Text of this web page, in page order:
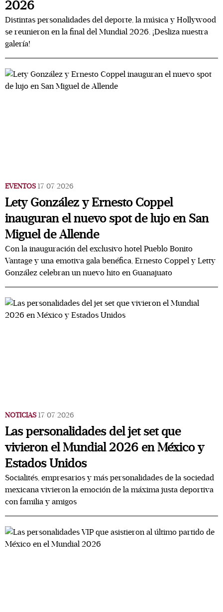
2026
Distintas personalidades del deporte, la música y Hollywood
se reunieron en la final del Mundial 2026. ¡Desliza nuestra
galería!
EVENTOS 17/07/2026
Lety González y Ernesto Coppel
inauguran el nuevo spot de lujo en San
Miguel de Allende
Con la inauguración del exclusivo hotel Pueblo Bonito
Vantage y una emotiva gala benéfica, Ernesto Coppel y Letty
González celebran un nuevo hito en Guanajuato
NOTICIAS 17/07/2026
Las personalidades del jet set que
vivieron el Mundial 2026 en México y
Estados Unidos
Socialités, empresarios y más personalidades de la sociedad
mexicana vivieron la emoción de la máxima justa deportiva
con familia y amigos